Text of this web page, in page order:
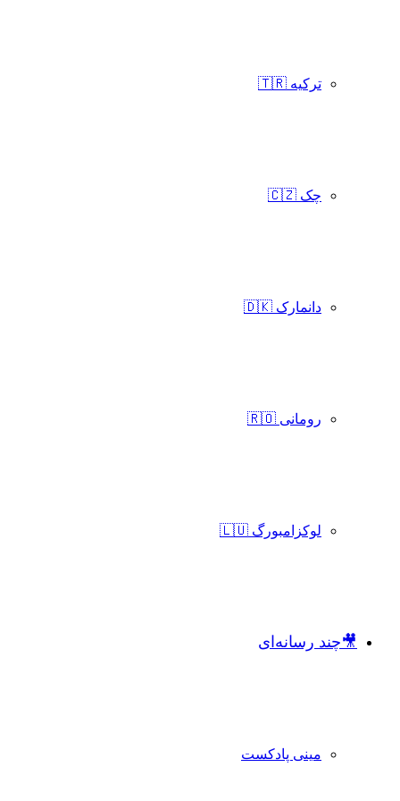
ترکیه 🇹🇷
چک 🇨🇿
دانمارک 🇩🇰
رومانی 🇷🇴
لوکزامبورگ 🇱🇺
🎥چند رسانه‌ای
مینی پادکست